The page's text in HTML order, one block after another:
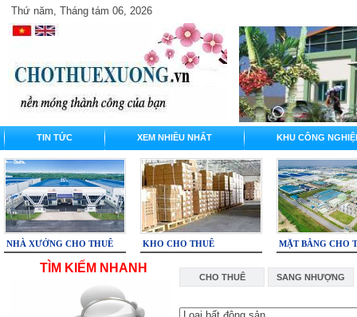
Thứ năm, Tháng tám 06, 2026
TIN TỨC XEM NHIỀU NHẤT KHU CÔNG
NHÀ XƯỞNG CHO THUÊ KHO CHO THUÊ MẶT BẰNG CHO
TÌM KIẾM NHANH
CHO THUÊ SANG NHƯỢNG